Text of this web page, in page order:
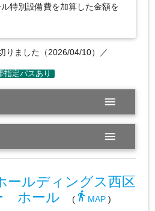
特別設備費を加算した金額を
りました（2026/04/10）／
menu
menu
ールディングス西区
ホール
(directions_walk MAP)